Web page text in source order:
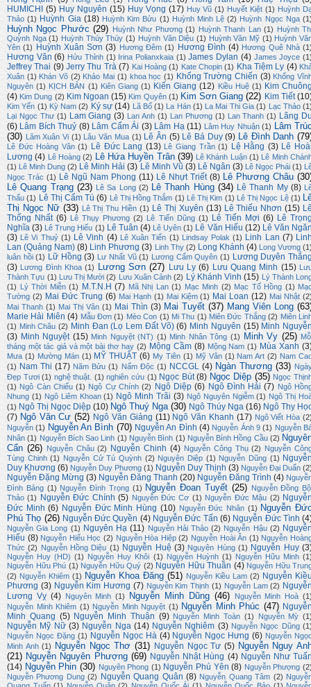
HUMICHI
(5) Huy Nguyên (15) Huy Vọng (17) Huy Vũ (1) Huyết Kiệt (1) Huỳnh
Thảo (1) Huỳnh Gia (18) Huỳnh Kim Bửu (1) Huỳnh Minh Lệ (2) Huỳnh Ngọc Nga
Huỳnh Ngọc Phước (29) Huỳnh Như Phương (1) Huỳnh Thanh Lan (1)
Huỳnh
Quỳnh Nga (1) Huỳnh Thúy Thúy (1) Huỳnh Văn Diệu (1) Huỳnh Văn Mỹ (1) Huỳnh
Yên (1) Huỳnh Xuân Sơn (3) Hương Đêm (1) Hương Đình (4) Hương Quê Nhà
Hương Văn (6) Hửu Thỉnh (1) Irina Polianxkaia (1) James Dylan (4) James Joyce
Jeffrey Thai (9) Jerry Thu Trà (7) Kai Hoàng (1) Kate Chopin (1) Kha Tiệm Ly (4)
Xuân (1) Khán Võ (2) Khảo Mai (1) khoa học (1) Khổng Trường Chiến (3) Khổng
Nguyên (1) KỊCH BẢN (1) Kiên Giang (1) Kiến Giang (12) Kiều Huệ (1) Kim
(4) Kim Dung (2) Kim Ngoan (15) Kim Quyên (1) Kim Sơn Giang (22) Kim Tiết
Kim Yến (1) Kỳ Nam (2) Ký sự (14) Lã Bố (1) La Hán (1) La Mai Thi Gia (1) Lạc Thảo
Lại Ngọc Thư (1) Lam Giang (3) Lan Anh (1) Lan Phương (1) Lan Thanh (1) Lãng
(6) Lâm Bích Thuỷ (8) Lâm Cẩm Ái (3) Lâm Hạ (11) Lâm Huy Nhuận (1) Lâm
(30) Lâm Xuân Vi (1) Lâu Văn Mua (1) Lê Ân (5) Lê Bá Duy (9) Lê Đình Danh
Lê Đức Hoàng Vân (1) Lê Đức Lang (13) Lê Giang Trần (1) Lệ Hằng (3) Lê
Lương (4) Lê Hoàng (2) Lê Hứa Huyền Trân (39) Lê Khánh Luận (1) Lê Minh
(1) Lê Minh Dung (2) Lê Minh Hải (3) Lê Minh Vũ (3) Lê Ngân (3) Lê Ngọc Phái (1)
Ngọc Trác (1) Lê Ngũ Nam Phong (11) Lê Nhựt Triết (8) Lê Phương Châu
Lê Quang Trạng (23) Lê Sa Long (2) Lê Thanh Hùng (34) Lê Thanh My (8)
Thấu (1) Lê Thị Cẩm Tú (6) Lê Thị Hồng Thắm (1) Lê Thị Kim (1) Lê Thị Ngọc Lệ (1)
Thị Ngọc Nữ (33) Lê Thị Thu Hiền (1) Lê Thị Xuyên (13) Lê Thiếu Nhơn (15)
Thống Nhất (6) Lê Thụy Phương (2) Lê Tiến Dũng (1) Lê Tiến Mợi (6) Lê
Nghĩa (3) Lê Trung Hiếu (1) Lê Tuân (4) Lê Uyên (1) Lê Văn Hiếu (12) Lê Văn
(3) Lê Vi Thuỷ (1) Lê Vinh (4) Lê Xuân Tiến (1) Lindsay Polak (1) Linh Lan (7)
Lan (Quảng Nam) (8) Linh Phương (3) Linh Thy (2) Long Khánh (4) Long Vương
luân hồi (1) Lữ Hồng (3) Lư Nhất Vũ (1) Lương Cẩm Quyên (1) Lương Duyên
(3) Lương Đình Khoa (1) Lương Sơn (27) Lưu Ly (6) Lưu Quang Minh (15)
Thành Tựu (1) Lưu Thị Mười (2) Lưu Xuân Cảnh (2) Lý Khánh Vinh (15) Lý Thành
(1)
Lý Thời Miễn (1) M.T.N.H (7) Mã Nhị Lan (1) Mạc Minh (2) Mạc Tố Hồng (1)
Tường (2) Mai Đức Trung (6) Mai Hạnh (1) Mai Kiệm (1) Mai Loan (12) Mai Nhật
Mai Thanh (1) Mai Thị Vân (1) Mai Thìn (3) Mai Tuyết (37) Mang Viên Long
Marie Hải Miên (4) Mẫu Đơn (1) Mèo Con (1) Mi Thu (1) Miên Đức Thắng (2) Miên
(1) Minh Châu (2) Minh Đan (Lọ Lem Đất Võ) (6) Minh Nguyên (15) Minh
(3) Minh Nguyệt (15) Minh Nguyệt (NT) (1) Minh Nhân Tông (1) Minh Vy (25)
tháng một tác giả và một bài thơ hay (2) Mộng Cầm (8) Mộng Nam (1) Mùa Xanh
Mưa (1) Mường Mán (1) MỸ THUẬT (6) My Tiên (1) Mỹ Vân (1) Nam Art (2) Nam
(1) Nam Thi (17) Năm Bửu (1) Nấm Độc (1) NCCGL (4) Ngàn Thương (33)
Đẹp Tươi (1) nghệ thuật. (1) nghiên cứu (1) Ngọc Bút (8) Ngọc Diệp (35) Ngọc
(1) Ngô Càn Chiểu (1) Ngô Cự Chính (2) Ngô Diệp (6) Ngô Đình Hải (7) Ngô
Nhung (1) Ngô Liêm Khoan (1) Ngô Minh Trãi (3) Ngô Nguyên Ngiễm (1) Ngô Thị
(1) Ngô Thị Ngọc Diệp (10) Ngô Thuý Nga (30) Ngô Thúy Nga (16) Ngô Thy
(7) Ngô Văn Cư (52) Ngô Văn Giảng (11) Ngô Văn Khanh (17) Ngô Viết Hòa
Nguyễn (1) Nguyễn An Bình (70) Nguyễn An Đình (4) Nguyễn Ánh 9 (1) Nguyễn
Nhân (1) Nguyễn Bích Sao Linh (1) Nguyễn Bình (1) Nguyễn Bính Hồng Cầu (2)
Cẩn (26) Nguyễn Châu (2) Nguyễn Chinh (4) Nguyễn Công Thụ (2) Nguyễn
Tùng Chinh (1) Nguyễn Cử Tú Quỳnh (2) Nguyên Diệp (1) Nguyễn Dũng (1)
Duy Khương (6) Nguyễn Duy Phương (1) Nguyễn Duy Thịnh (3) Nguyễn Đại Duẩn
Nguyễn Đặng Mừng (3) Nguyễn Đăng Thanh (20) Nguyễn Đăng Trình (4)
Đình Bảng (1) Nguyễn Đình Trọng (1) Nguyễn Đoan Tuyết (25)
Nguyễn Đồng
Thảo (1) Nguyễn Đức Chính (5) Nguyễn Đức Cơ (1) Nguyễn Đức Mậu (2)
Đức Minh (6) Nguyễn Đức Minh Hùng (10) Nguyễn Đức Nhân (1) Nguyễn
Phú Thọ (26) Nguyễn Đức Quyền (4) Nguyễn Đức Tấn (6) Nguyễn Đức Tình
Nguyễn Gia Long (1) Nguyên Hạ (11) Nguyễn Hải Thảo (2) Nguyễn Hậu (2)
Hiếu (8) Nguyễn Hiếu Học (2) Nguyễn Hòa Hiệp (2) Nguyễn Hoài Ân (1) Nguyễn
Thức (2) Nguyễn Hồng Diệu (1) Nguyễn Huệ (3) Nguyên Hùng (1) Nguyễn Huy
Nguyễn Huy (HD) (1) Nguyễn Huy Khôi (1) Nguyễn Huỳnh (1) Nguyễn Hữu Minh
Nguyễn Hữu Phú (1) Nguyễn Hữu Quý (2) Nguyễn Hữu Thuần (4) Nguyễn Hữu
(2) Nguyễn Khiêm (1) Nguyễn Khoa Đăng (51) Nguyễn Kiều Lam (2) Nguyễn
Phương (3) Nguyễn Kim Hương (7) Nguyễn Kim Thịnh (1) Nguyễn Lam (2)
Lương Vỵ (4) Nguyên Minh (1) Nguyễn Minh Dũng (46) Nguyễn Minh Hoà
Nguyễn Minh Khiêm (1) Nguyễn Minh Nguyệt (1) Nguyễn Minh Phúc (47)
Minh Quang (5) Nguyễn Minh Thuận (9) Nguyễn Minh Toàn (1) Nguyễn Mỳ
Nguyễn Mỹ Nữ (3) Nguyễn Nga (14) Nguyễn Nghiêm (3) Nguyễn Ngọc Dũng
Nguyễn Ngọc Đặng (1) Nguyễn Ngọc Hà (4) Nguyễn Ngọc Hưng (6) Nguyễn
Minh Anh (1) Nguyễn Ngọc Thơ (31) Nguyễn Ngọc Tư (5) Nguyễn Nguy
(21) Nguyễn Nguyên Phượng (69) Nguyễn Nhật Hùng (4) Nguyễn Như
(14) Nguyễn Phin (30) Nguyên Phong (1) Nguyễn Phú Yên (8) Nguyễn Phượng
Nguyễn Phương Dung (2) Nguyễn Quang Quân (8) Nguyễn Quang Tâm (2)